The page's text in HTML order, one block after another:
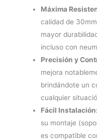
cantidadMáxima
calidad de
mayor
incluso con
Precisión y
mejora
brindándote un
cualquier
Fácil Instalación:
su montaje
es compatible